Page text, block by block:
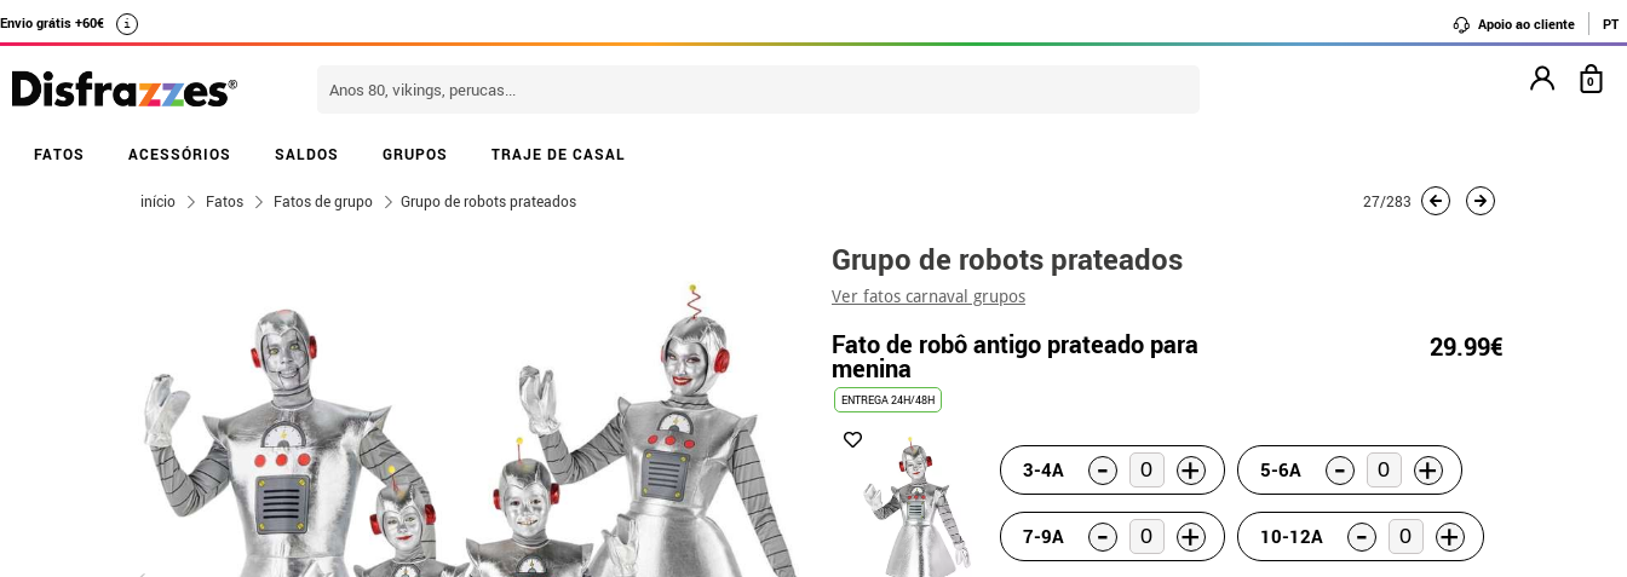
Envio grátis +60€ i Apoio ao cliente PT
FATOS ACESSÓRIOS SALDOS GRUPOS TRAJE DE CASAL
0
início Fatos Fatos de grupo Grupo de robots prateados 27/283
Grupo de robots prateados
Ver fatos carnaval grupos
Fato de robô antigo prateado para
menina
29.99€
ENTREGA 24H/48H
3-4A - + 5-6A - +
7-9A - + 10-12A - +